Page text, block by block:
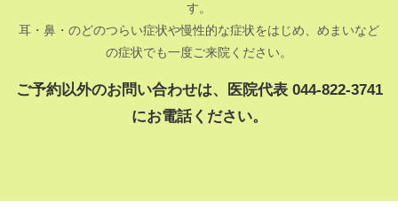
す。
耳・鼻・のどのつらい症状や慢性的な症状をはじめ、めまいなど
の症状でも一度ご来院ください。
ご予約以外のお問い合わせは、医院代表 044-822-3741
にお電話ください。